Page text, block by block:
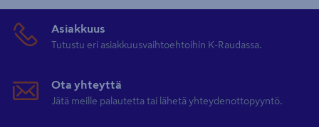
Asiakkuus
Tutustu eri asiakkuusvaihtoehtoihin K-Raudassa.
Ota yhteyttä
Jätä meille palautetta tai lähetä yhteydenottopyyntö.